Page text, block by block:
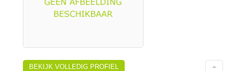
BEKIJK VOLLEDIG PROFIEL